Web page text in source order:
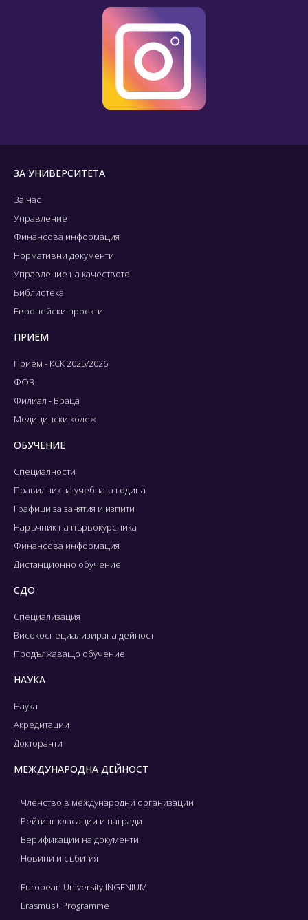
ЗА УНИВЕРСИТЕТА
За нас
Управление
Финансова информация
Нормативни документи
Управление на качеството
Библиотека
Европейски проекти
ПРИЕМ
Прием - КСК 2025/2026
ФОЗ
Филиал - Враца
Медицински колеж
ОБУЧЕНИЕ
Специалности
Правилник за учебната година
Графици за занятия и изпити
Наръчник на първокурсника
Финансова информация
Дистанционно обучение
СДО
Специализация
Високоспециализирана дейност
Продължаващо обучение
НАУКА
Наука
Акредитации
Докторанти
МЕЖДУНАРОДНА ДЕЙНОСТ
Членство в международни организации
Рейтинг класации и награди
Верификации на документи
Новини и събития
European University INGENIUM
Erasmus+ Programme